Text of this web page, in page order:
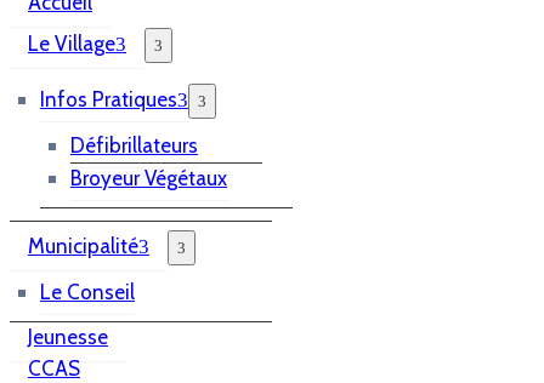
Le Village
Infos Pratiques
Défibrillateurs
Broyeur Végétaux
Municipalité
Le Conseil
Jeunesse
CCAS